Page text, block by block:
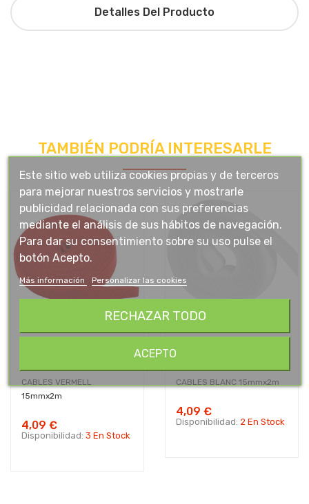
Detalles Del Producto
TAMBIÉN PODRÍA INTERESARLE
VELCRO ORGANITZADOR
CABLES VERMELL
15mmx2m
4,09 €
Disponibilidad: 3 En Stock
VELCRO ORGANITZADOR
CABLES BLANC 15mmx2m
4,09 €
Disponibilidad: 2 En Stock
Este sitio web utiliza cookies propias y de terceros
para mejorar nuestros servicios y mostrarle
publicidad relacionada con sus preferencias
mediante el análisis de sus hábitos de navegación.
Para dar su consentimiento sobre su uso pulse el
botón Acepto.
Más información Personalizar las cookies
RECHAZAR TODO
ACEPTO